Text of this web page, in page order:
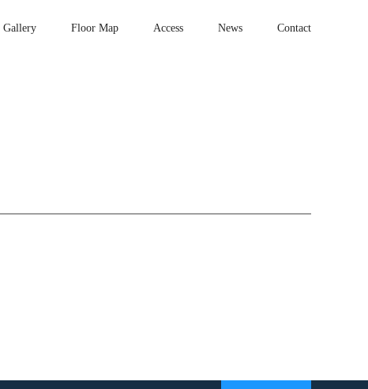
Gallery Floor Map Access News Contact